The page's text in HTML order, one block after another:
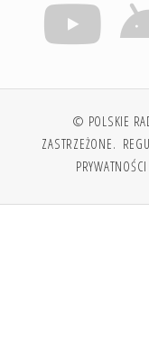
© POLSKIE
ZASTRZEŻONE.
PRYWATNOŚCI